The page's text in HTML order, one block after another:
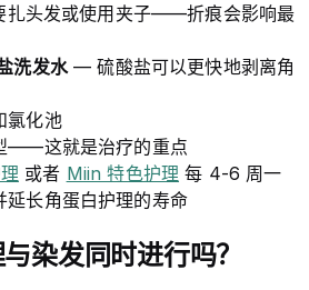
扎头发或使用夹子——折痕会影响最
洗发水— 硫酸盐可以更快地剥离角
氯化池
——这就是治疗的重点
或者 Miin 特色护理 每 4-6 周一
延长角蛋白护理的寿命
染发同时进行吗？